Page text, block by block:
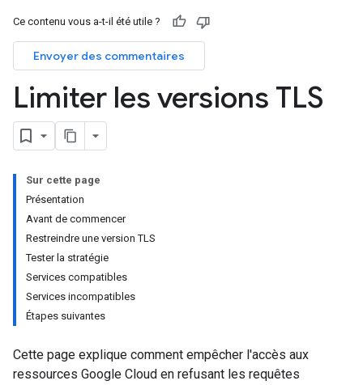
Ce contenu vous a-t-il été utile ?
Envoyer des commentaires
Limiter les versions TLS
Sur cette page
Présentation
Avant de commencer
Restreindre une version TLS
Tester la stratégie
Services compatibles
Services incompatibles
Étapes suivantes
Cette page explique comment empêcher l'accès aux
ressources Google Cloud en refusant les requêtes